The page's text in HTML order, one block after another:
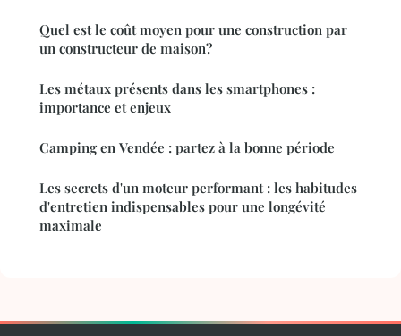
Quel est le coût moyen pour une construction par
un constructeur de maison?
Les métaux présents dans les smartphones :
importance et enjeux
Camping en Vendée : partez à la bonne période
Les secrets d'un moteur performant : les habitudes
d'entretien indispensables pour une longévité
maximale